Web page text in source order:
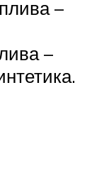
–
–